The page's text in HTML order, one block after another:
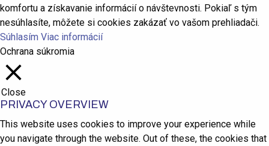
komfortu a získavanie informácií o návštevnosti. Pokiaľ s tým
nesúhlasíte, môžete si cookies zakázať vo vašom prehliadači.
Súhlasím Viac informácií
Ochrana súkromia
Close
PRIVACY OVERVIEW
This website uses cookies to improve your experience while
you navigate through the website. Out of these, the cookies that